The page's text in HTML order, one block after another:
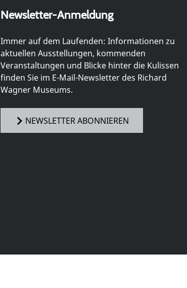
Newsletter-Anmeldung
Immer auf dem Laufenden: Informationen zu
aktuellen Ausstellungen, kommenden
Veranstaltungen und Blicke hinter die Kulissen
finden Sie im E-Mail-Newsletter des Richard
Wagner Museums.
NEWSLETTER ABONNIEREN